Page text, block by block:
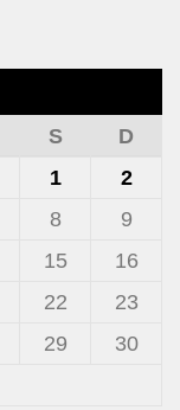
S
D
1
2
8
9
15
16
22
23
29
30